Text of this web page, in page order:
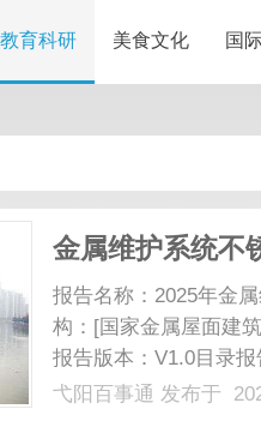
教育科研 美食文化 国
金属维护系统不
报告名称：2025年金
构：[国家金属屋面建
报告版本：V1.0目录
钉行业概述行业宏观
弋阳百事通 发布于